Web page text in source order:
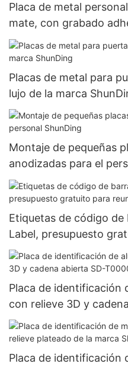
Placa de metal
mate, con grabado
Placas de metal para
lujo de la marca
Montaje de pequeñas
anodizadas para el
Etiquetas de código de
Label, presupuesto
Placa de identificación
con relieve 3D y
Placa de identificación